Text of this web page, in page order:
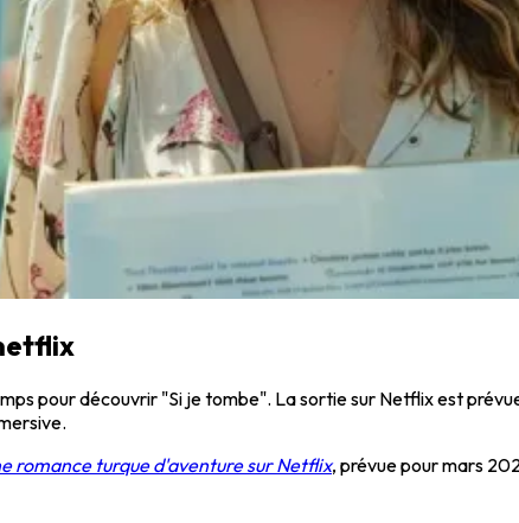
pour découvrir "Si je tombe". La sortie sur Netflix est
romance turque d'aventure sur Netflix, prévue pour mars